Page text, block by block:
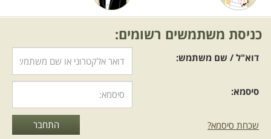
כניסת משתמשים רשומים:
דוא"ל / שם משתמש:
סיסמא:
שכחת סיסמא?